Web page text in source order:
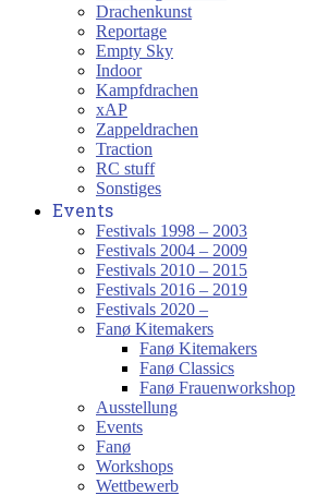
Drachenkunst
Reportage
Empty Sky
Indoor
Kampfdrachen
xAP
Zappeldrachen
Traction
RC stuff
Sonstiges
Events
Festivals 1998 – 2003
Festivals 2004 – 2009
Festivals 2010 – 2015
Festivals 2016 – 2019
Festivals 2020 –
Fanø Kitemakers
Fanø Kitemakers
Fanø Classics
Fanø Frauenworkshop
Ausstellung
Events
Fanø
Workshops
Wettbewerb